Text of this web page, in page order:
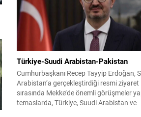
bin 315 biçerdöver ve balya...
Türkiye-Suudi Arabistan-Pakistan
Cumhurbaşkanı Recep Tayyip Erdoğan,
Arabistan’a gerçekleştirdiği resmi ziyaret
sırasında Mekke’de önemli görüşmeler
temaslarda, Türkiye, Suudi Arabistan ve